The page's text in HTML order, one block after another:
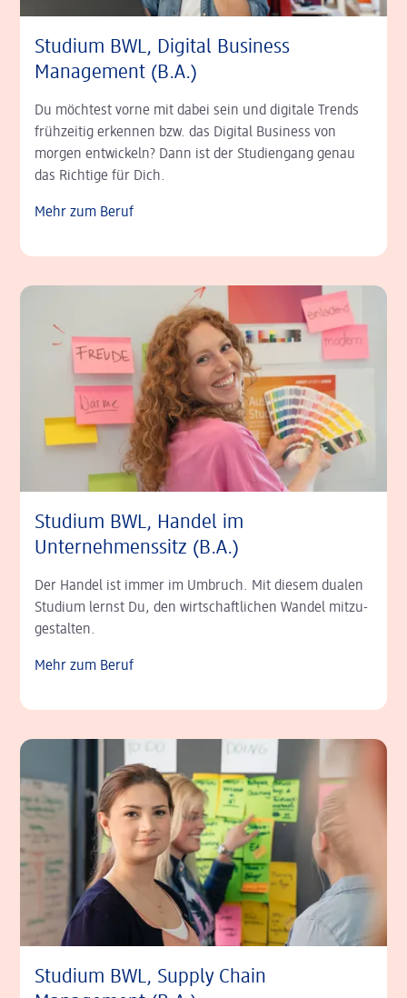
Studium BWL, Digital Business
Management (B.A.)
Du möchtest vorne mit dabei sein und digitale Trends
frühzeitig erkennen bzw. das Digital Business von
morgen entwickeln? Dann ist der Studiengang genau
das Richtige für Dich.
Mehr zum Beruf
Studium BWL, Handel im
Unternehmenssitz (B.A.)
Der Handel ist immer im Umbruch. Mit diesem dualen
Studium lernst Du, den wirt­schaft­lichen Wandel mit­zu­
gestalten.
Mehr zum Beruf
Studium BWL, Supply Chain